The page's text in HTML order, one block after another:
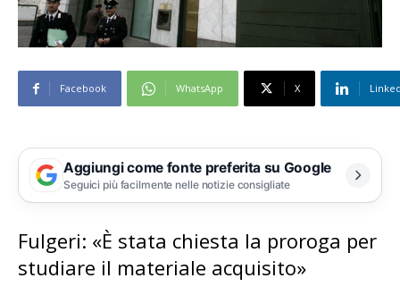
Facebook WhatsApp X
Aggiungi come fonte preferita su Google
Seguici più facilmente nelle notizie consigliate
Fulgeri: «È stata chiesta la proroga per
studiare il materiale acquisito»